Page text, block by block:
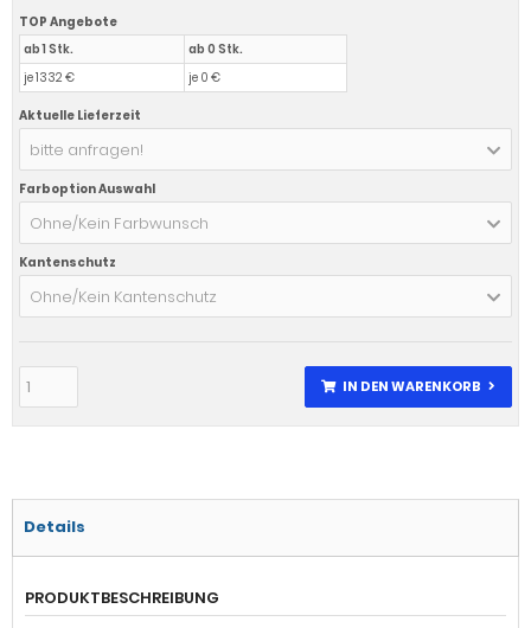
TOP Angebote
ab 1 Stk.
je 1332 €
ab 0 Stk.
je 0 €
Aktuelle Lieferzeit
bitte anfragen!
Farboption Auswahl
Ohne/Kein Farbwunsch
Kantenschutz
Ohne/Kein Kantenschutz
IN DEN WARENKORB
Details
PRODUKTBESCHREIBUNG